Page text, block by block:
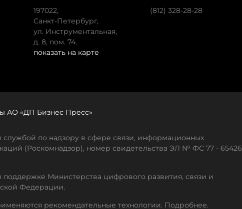
197022,
Санкт-Петербург,
ул. Инструментальная,
д. 8, пом. 74.
показать на карте
(812) 328-28-28
АО «ДП Бизнес Пресс»
по надзору в сфере связи, информационных
(Роскомнадзор), номер свидетельства ЭЛ № ФС 77 - 65426
Министерства цифрового развития, связи и
Федерации.
рекомендательные технологии. Подробнее.